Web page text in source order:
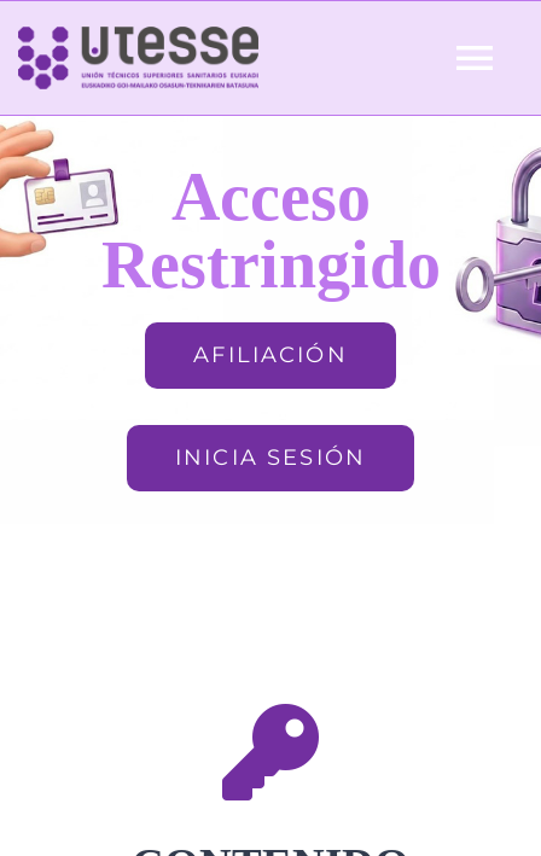
Skip
content
Inicio
QUIÉNES SOMOS Acceso
Restringido
AFILIACIÓN
INICIA SESIÓN